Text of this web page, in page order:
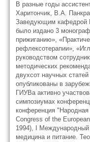
В разные годы
Харитончик, В.А.
Заведующим кафедрой
было издано 3
прижиганию»,
рефлексотерапии»,
руководством
методических
двухсот научных
опубликованы в
ГИУВа активно
симпозиумах
конференция
Congress of the
1994), I Международный
медицина и питание.